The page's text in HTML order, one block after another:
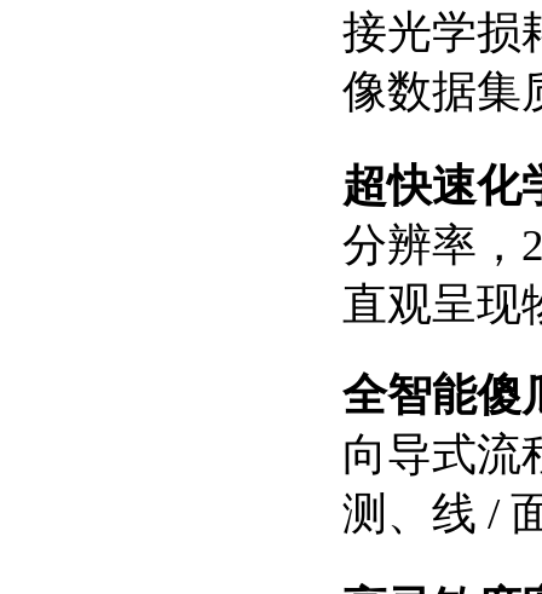
接光学损
像数据集
超快速化
分辨率，
直观呈现
全智能傻
向导式流
测、线 /